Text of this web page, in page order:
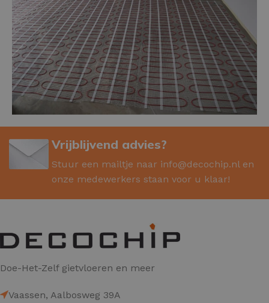
Vrijblijvend advies?
Stuur een mailtje naar info@decochip.nl en
onze medewerkers staan voor u klaar!
Doe-Het-Zelf gietvloeren en meer
Vaassen, Aalbosweg 39A